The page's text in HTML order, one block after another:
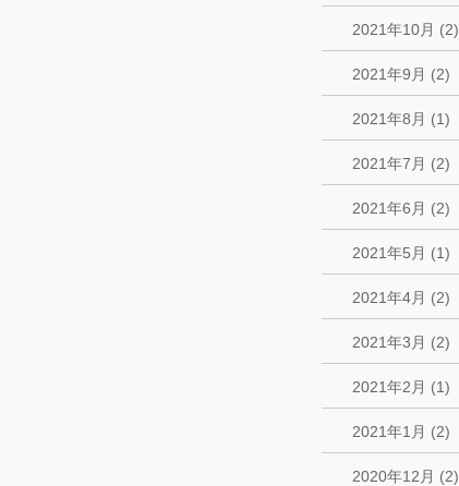
2021年10月 (2)
2021年9月 (2)
2021年8月 (1)
2021年7月 (2)
2021年6月 (2)
2021年5月 (1)
2021年4月 (2)
2021年3月 (2)
2021年2月 (1)
2021年1月 (2)
2020年12月 (2)